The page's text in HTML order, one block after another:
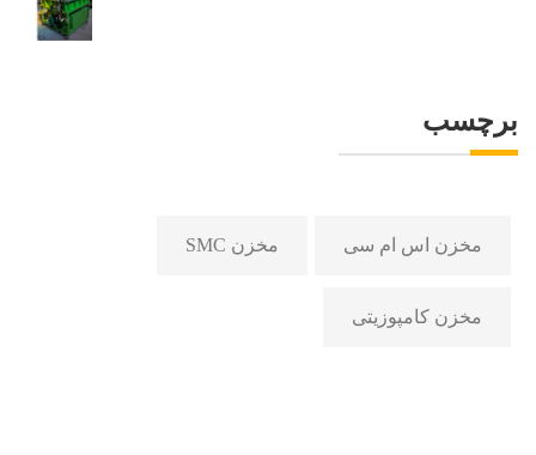
برچسب
مخزن اس ام سی مخزن SMC
مخزن کامپوزیتی